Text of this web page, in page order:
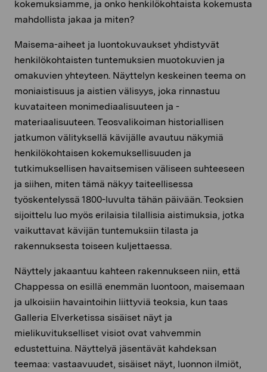
kokemuksiamme, ja onko henkilökohtaista kokemusta
mahdollista jakaa ja miten?
Maisema-aiheet ja luontokuvaukset yhdistyvät
henkilökohtaisten tuntemuksien muotokuvien ja
omakuvien yhteyteen. Näyttelyn keskeinen teema on
moniaistisuus ja aistien välisyys, joka rinnastuu
kuvataiteen monimediaalisuuteen ja -
materiaalisuuteen. Teosvalikoiman historiallisen
jatkumon välityksellä kävijälle avautuu näkymiä
henkilökohtaisen kokemuksellisuuden ja
tutkimuksellisen havaitsemisen väliseen suhteeseen
ja siihen, miten tämä näkyy taiteellisessa
työskentelyssä 1800-luvulta tähän päivään. Teoksien
sijoittelu luo myös erilaisia tilallisia aistimuksia, jotka
vaikuttavat kävijän tuntemuksiin tilasta ja
rakennuksesta toiseen kuljettaessa.
Näyttely jakaantuu kahteen rakennukseen niin, että
Chappessa on esillä enemmän luontoon, maisemaan
ja ulkoisiin havaintoihin liittyviä teoksia, kun taas
Galleria Elverketissa sisäiset näyt ja
mielikuvitukselliset visiot ovat vahvemmin
edustettuina. Näyttelyä jäsentävät kahdeksan
teemaa: vastaavuudet, sisäiset näyt, luonnon ilmiöt,